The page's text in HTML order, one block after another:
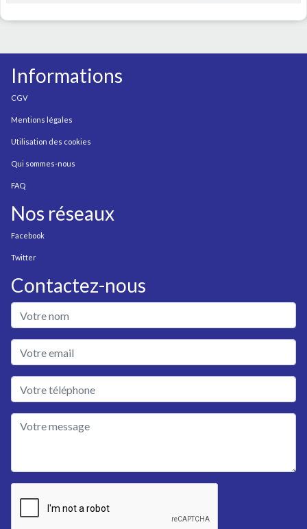
Informations
CGV
Mentions légales
Utilisation des cookies
Qui sommes-nous
FAQ
Nos réseaux
Facebook
Twitter
Contactez-nous